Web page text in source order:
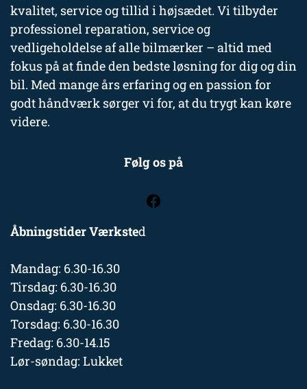
kvalitet, service og tillid i højsædet. Vi tilbyder
professionel reparation, service og
vedligeholdelse af alle bilmærker – altid med
fokus på at finde den bedste løsning for dig og din
bil. Med mange års erfaring og en passion for
godt håndværk sørger vi for, at du trygt kan køre
videre.
Følg os på
Åbningstider Værksted
Mandag: 6.30-16.30
Tirsdag: 6.30-16.30
Onsdag: 6.30-16.30
Torsdag: 6.30-16.30
Fredag: 6.30-14.15
Lør-søndag: Lukket